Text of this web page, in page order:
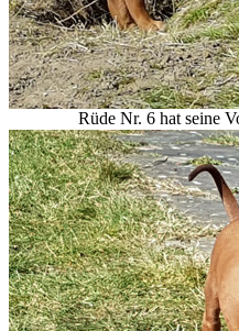
Rüde Nr. 6 hat seine